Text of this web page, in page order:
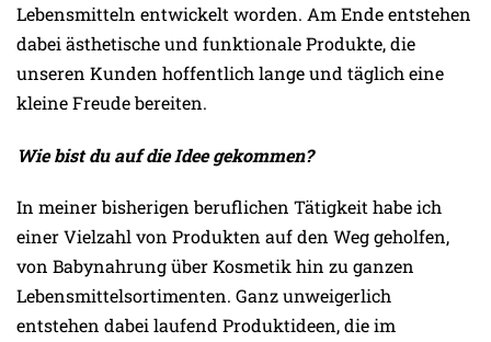
Lebensmitteln entwickelt worden. Am Ende entstehen
dabei ästhetische und funktionale Produkte, die
unseren Kunden hoffentlich lange und täglich eine
kleine Freude bereiten.
Wie bist du auf die Idee gekommen?
In meiner bisherigen beruflichen Tätigkeit habe ich
einer Vielzahl von Produkten auf den Weg geholfen,
von Babynahrung über Kosmetik hin zu ganzen
Lebensmittelsortimenten. Ganz unweigerlich
entstehen dabei laufend Produktideen, die im